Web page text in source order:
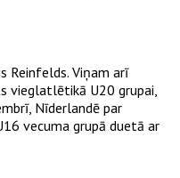
Reinfelds. Viņam arī
vieglatlētikā U20 grupai,
Nīderlandē par
vecuma grupā duetā ar